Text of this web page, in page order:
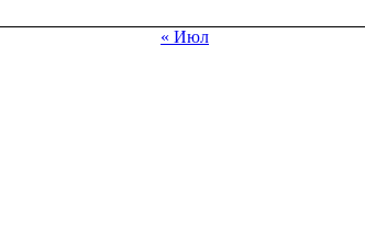
« Июл